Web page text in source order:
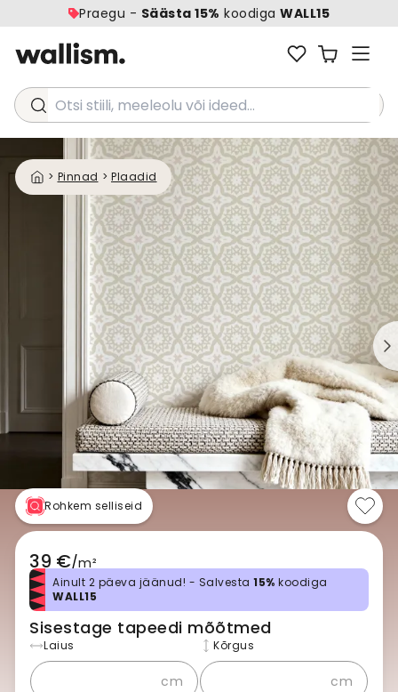
Praegu - Säästa 15% koodiga WALL15
Otsi stiili, meeleolu või ideed...
> Pinnad > Plaadid
Rohkem selliseid
39 €/m²
Ainult 2 päeva jäänud! - Salvesta 15% koodiga
WALL15
Sisestage tapeedi mõõtmed
Laius
cm
Kõrgus
cm